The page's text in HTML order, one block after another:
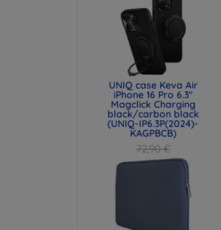
UNIQ case Keva Air
iPhone 16 Pro 6.3"
Magclick Charging
black/carbon black
(UNIQ-IP6.3P(2024)-
KAGPBCB)
72,90 €
54,67 €